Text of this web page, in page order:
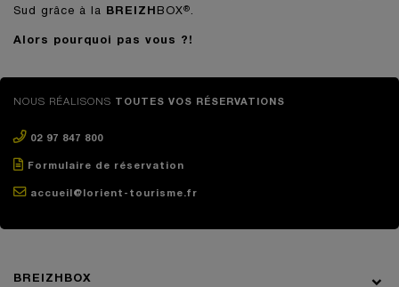
Sud grâce à la BREIZH BOX®
Alors pourquoi pas vous ?!
NOUS RÉALISONS TOUTES VOS RÉSERVATIONS
02 97 847 800
Formulaire de réservation
accueil@lorient-tourisme.fr
BREIZHBOX